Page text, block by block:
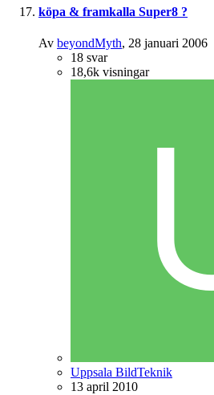
köpa & framkalla Super8 ?
Av beyondMyth, 28 januari 2006
18 svar
18,6k visningar
Uppsala BildTeknik
13 april 2010